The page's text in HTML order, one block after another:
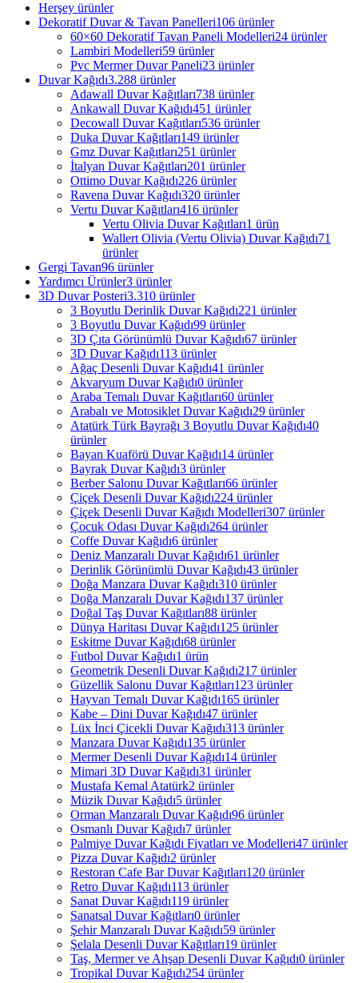
Herşey ürünler
Dekoratif Duvar & Tavan Panelleri106 ürünler
60×60 Dekoratif Tavan Paneli Modelleri24 ürünler
Lambiri Modelleri59 ürünler
Pvc Mermer Duvar Paneli23 ürünler
Duvar Kağıdı3.288 ürünler
Adawall Duvar Kağıtları738 ürünler
Ankawall Duvar Kağıdı451 ürünler
Decowall Duvar Kağıtları536 ürünler
Duka Duvar Kağıtları149 ürünler
Gmz Duvar Kağıtları251 ürünler
İtalyan Duvar Kağıtları201 ürünler
Ottimo Duvar Kağıdı226 ürünler
Ravena Duvar Kağıdı320 ürünler
Vertu Duvar Kağıtları416 ürünler
Vertu Olivia Duvar Kağıtları1 ürün
Wallert Olivia (Vertu Olivia) Duvar Kağıdı71
ürünler
Gergi Tavan96 ürünler
Yardımcı Ürünler3 ürünler
3D Duvar Posteri3.310 ürünler
3 Boyutlu Derinlik Duvar Kağıdı221 ürünler
3 Boyutlu Duvar Kağıdı99 ürünler
3D Çıta Görünümlü Duvar Kağıdı67 ürünler
3D Duvar Kağıdı113 ürünler
Ağaç Desenli Duvar Kağıdı41 ürünler
Akvaryum Duvar Kağıdı0 ürünler
Araba Temalı Duvar Kağıtları60 ürünler
Arabalı ve Motosiklet Duvar Kağıdı29 ürünler
Atatürk Türk Bayrağı 3 Boyutlu Duvar Kağıdı40
ürünler
Bayan Kuaförü Duvar Kağıdı14 ürünler
Bayrak Duvar Kağıdı3 ürünler
Berber Salonu Duvar Kağıtları66 ürünler
Çiçek Desenli Duvar Kağıdı224 ürünler
Çiçek Desenli Duvar Kağıdı Modelleri307 ürünler
Çocuk Odası Duvar Kağıdı264 ürünler
Coffe Duvar Kağıdı6 ürünler
Deniz Manzaralı Duvar Kağıdı61 ürünler
Derinlik Görünümlü Duvar Kağıdı43 ürünler
Doğa Manzara Duvar Kağıdı310 ürünler
Doğa Manzaralı Duvar Kağıdı137 ürünler
Doğal Taş Duvar Kağıtları88 ürünler
Dünya Haritası Duvar Kağıdı125 ürünler
Eskitme Duvar Kağıdı68 ürünler
Futbol Duvar Kağıdı1 ürün
Geometrik Desenli Duvar Kağıdı217 ürünler
Güzellik Salonu Duvar Kağıtları123 ürünler
Hayvan Temalı Duvar Kağıdı165 ürünler
Kabe – Dini Duvar Kağıdı47 ürünler
Lüx İnci Çicekli Duvar Kağıdı313 ürünler
Manzara Duvar Kağıdı135 ürünler
Mermer Desenli Duvar Kağıdı14 ürünler
Mimari 3D Duvar Kağıdı31 ürünler
Mustafa Kemal Atatürk2 ürünler
Müzik Duvar Kağıdı5 ürünler
Orman Manzaralı Duvar Kağıdı96 ürünler
Osmanlı Duvar Kağıdı7 ürünler
Palmiye Duvar Kağıdı Fiyatları ve Modelleri47 ürünler
Pizza Duvar Kağıdı2 ürünler
Restoran Cafe Bar Duvar Kağıtları120 ürünler
Retro Duvar Kağıdı113 ürünler
Sanat Duvar Kağıdı119 ürünler
Sanatsal Duvar Kağıtları0 ürünler
Şehir Manzaralı Duvar Kağıdı59 ürünler
Şelala Desenli Duvar Kağıtları19 ürünler
Taş, Mermer ve Ahşap Desenli Duvar Kağıdı0 ürünler
Tropikal Duvar Kağıdı254 ürünler